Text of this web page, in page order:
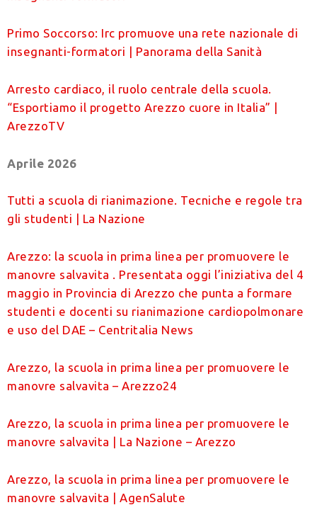
Primo Soccorso: Irc promuove una rete nazionale di
insegnanti-formatori | Panorama della Sanità
Arresto cardiaco, il ruolo centrale della scuola.
“Esportiamo il progetto Arezzo cuore in Italia” |
ArezzoTV
Aprile 2026
Tutti a scuola di rianimazione. Tecniche e regole tra
gli studenti | La Nazione
Arezzo: la scuola in prima linea per promuovere le
manovre salvavita . Presentata oggi l’iniziativa del 4
maggio in Provincia di Arezzo che punta a formare
studenti e docenti su rianimazione cardiopolmonare
e uso del DAE – Centritalia News
Arezzo, la scuola in prima linea per promuovere le
manovre salvavita – Arezzo24
Arezzo, la scuola in prima linea per promuovere le
manovre salvavita | La Nazione – Arezzo
Arezzo, la scuola in prima linea per promuovere le
manovre salvavita | AgenSalute